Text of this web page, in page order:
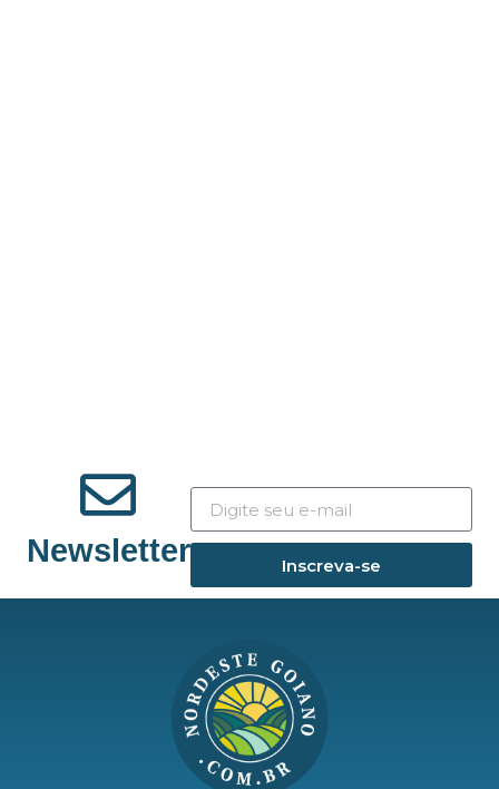
Newsletter Inscreva-se